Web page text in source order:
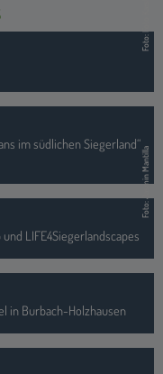
im südlichen Siegerland“
Foto: Jasmin Mantilla
LIFE4Siegerlandscapes
in Burbach-Holzhausen